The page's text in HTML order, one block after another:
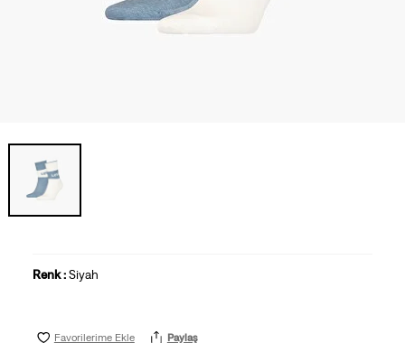
Renk :Siyah
Favorilerime Ekle Paylaş